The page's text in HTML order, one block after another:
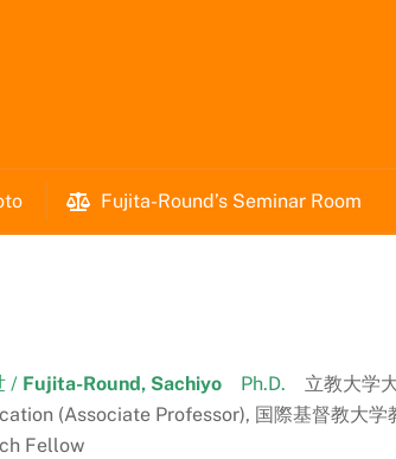
Fujita-Round’s Seminar Room
/ Fujita-Round, Sachiyo Ph.D. 立教大学
(Associate Professor), 国際基督教大
Fellow